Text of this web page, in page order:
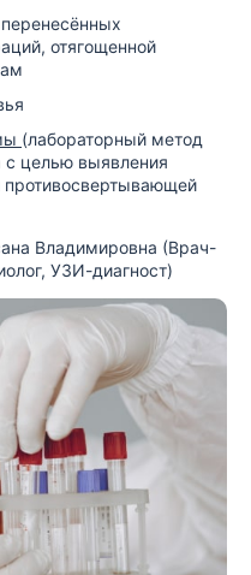
отягощенной
(лабораторный метод
с целью выявления
Владимировна (Врач-
УЗИ-диагност)